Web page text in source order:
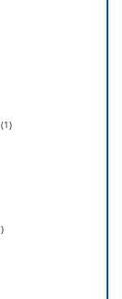
(1)
)